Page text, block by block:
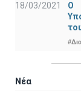
18/03/2021
Ο
Νέα